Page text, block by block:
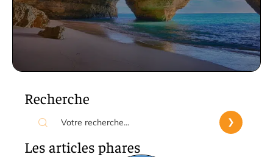
Recherche
Les articles phares